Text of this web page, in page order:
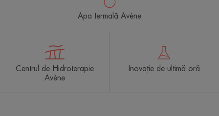
Apa termală Avène
Centrul de Hidroterapie
Avène
Inovație de ultimă oră